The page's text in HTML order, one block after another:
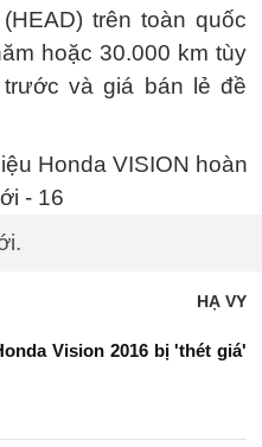
trên toàn quốc
hoặc 30.000 km tùy
và giá bán lẻ đề
HẠ VY
Vision 2016 bị 'thét giá'